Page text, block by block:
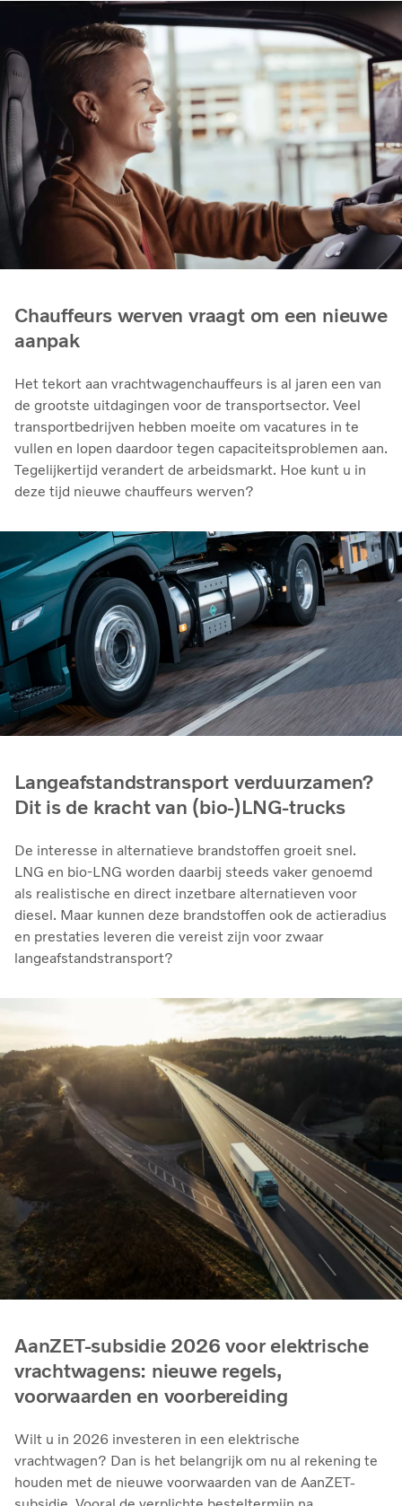
Chauffeurs werven vraagt om een nieuwe
aanpak
Het tekort aan vrachtwagenchauffeurs is al jaren een van
de grootste uitdagingen voor de transportsector. Veel
transportbedrijven hebben moeite om vacatures in te
vullen en lopen daardoor tegen capaciteitsproblemen aan.
Tegelijkertijd verandert de arbeidsmarkt. Hoe kunt u in
deze tijd nieuwe chauffeurs werven?
Langeafstandstransport verduurzamen?
Dit is de kracht van (bio-)LNG-trucks
De interesse in alternatieve brandstoffen groeit snel.
LNG en bio‑LNG worden daarbij steeds vaker genoemd
als realistische en direct inzetbare alternatieven voor
diesel. Maar kunnen deze brandstoffen ook de actieradius
en prestaties leveren die vereist zijn voor zwaar
langeafstandstransport?
AanZET-subsidie 2026 voor elektrische
vrachtwagens: nieuwe regels,
voorwaarden en voorbereiding
Wilt u in 2026 investeren in een elektrische
vrachtwagen? Dan is het belangrijk om nu al rekening te
houden met de nieuwe voorwaarden van de AanZET-